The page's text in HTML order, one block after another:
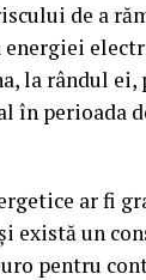
de a
la rândul
în perioada
ar fi
un
pentru